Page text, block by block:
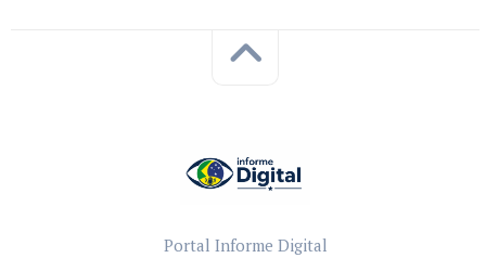
Portal Informe Digital